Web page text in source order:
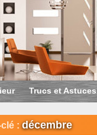
Trucs et Astuces
clé :décembre